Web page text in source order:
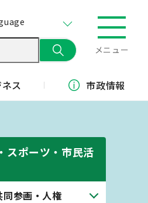
メニュー
ス 市政情報
スポーツ・市民活
同参画・人権